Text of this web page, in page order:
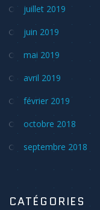
juillet 2019
juin 2019
mai 2019
avril 2019
février 2019
octobre 2018
septembre 2018
CATÉGORIES